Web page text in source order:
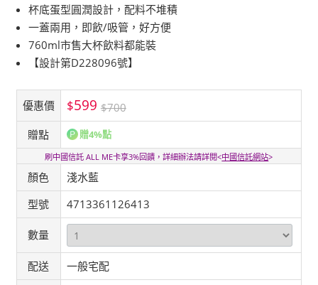
杯底蛋型圓潤設計，配料不堆積
一蓋兩用，即飲/吸管，好方便
760ml市售大杯飲料都能裝
【設計第D228096號】
優惠價 $599 $700
贈點
贈4%點
刷中國信託 ALL ME卡享3%回饋，詳細辦法請詳閱<中國信託網站>
顏色
淺水藍
型號
4713361126413
數量
配送 一般宅配